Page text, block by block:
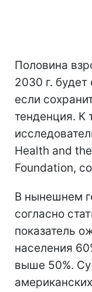
Половина
2030 г.
если
тенденция. К
Health and
Foundation,
В нынешнем
согласно
показатель
населения
выше 50%.